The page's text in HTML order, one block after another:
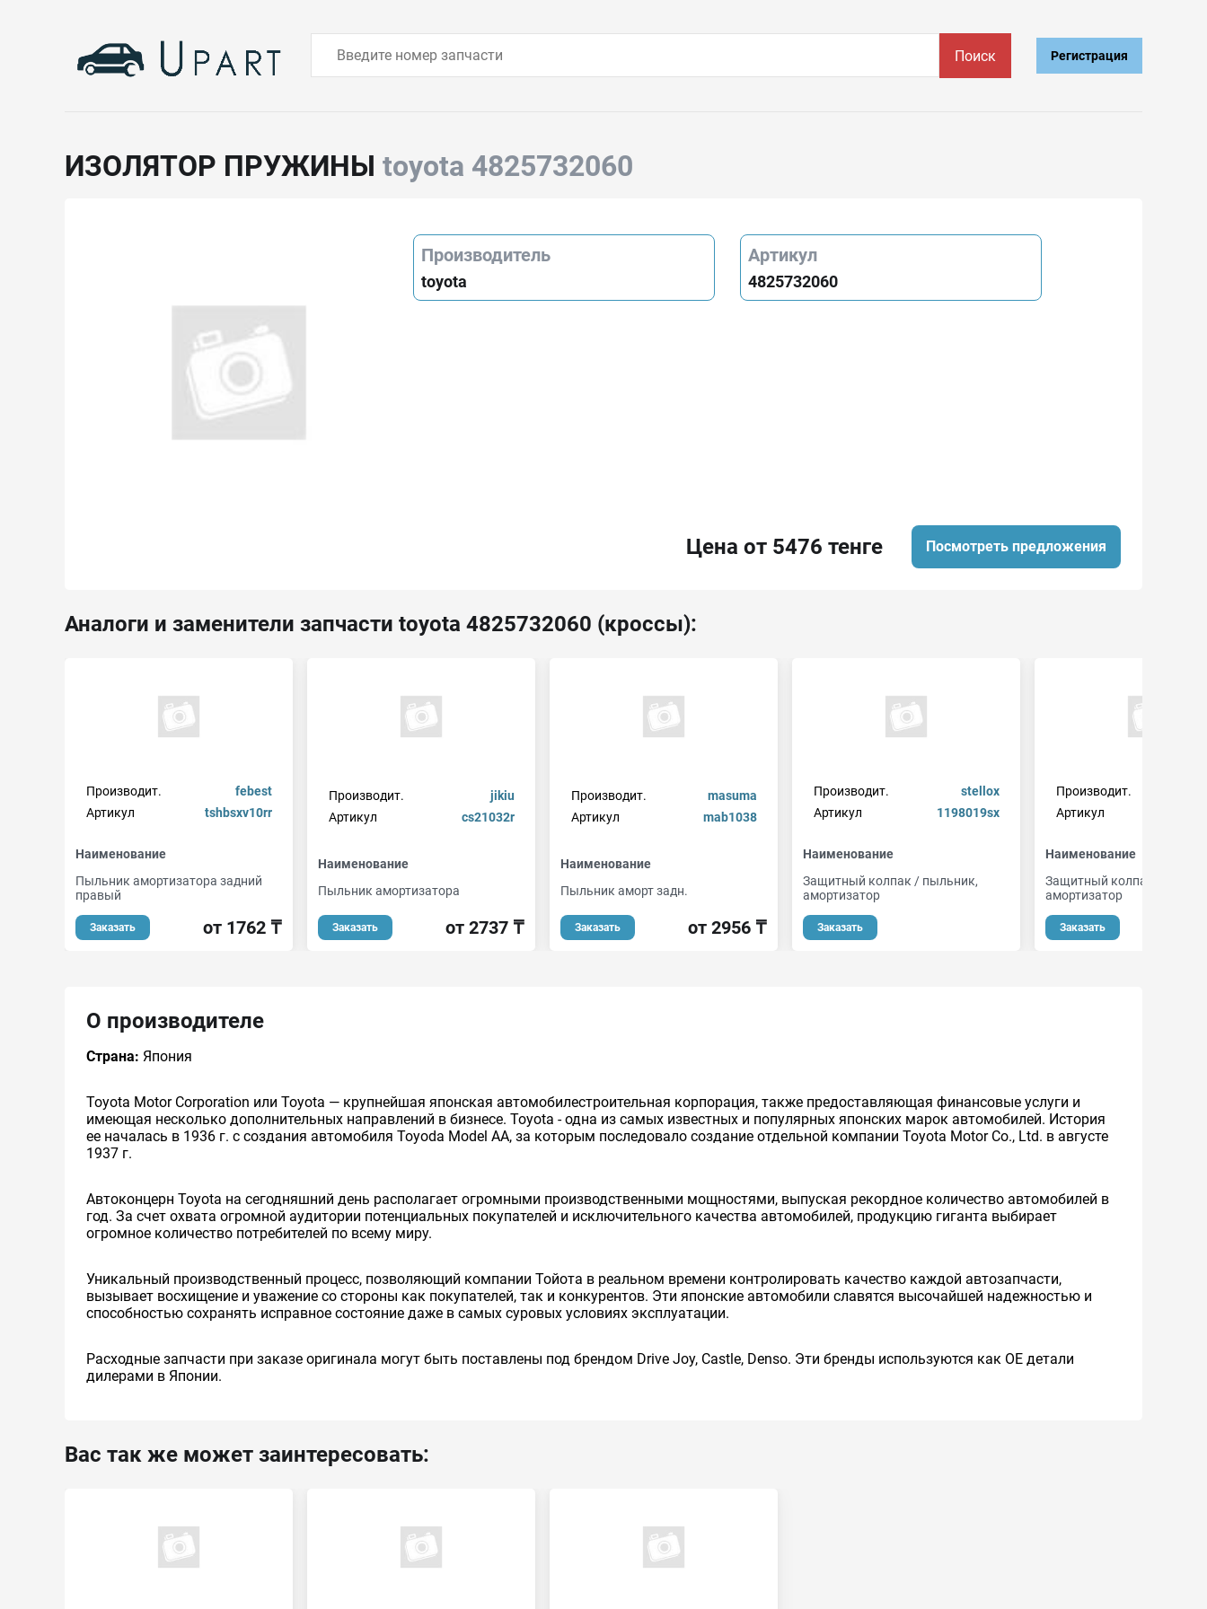
Поиск Регистрация
ИЗОЛЯТОР ПРУЖИНЫ toyota 4825732060
Производитель
toyota
Артикул
4825732060
Цена от 5476 тенге Посмотреть предложения
Аналоги и заменители запчасти toyota 4825732060 (кроссы):
Производит.
febest
Артикул
tshbsxv10rr
Наименование
Пыльник амортизатора задний
правый
Заказать от 1762 ₸
Производит.
jikiu
Артикул
cs21032r
Наименование
Пыльник амортизатора
Заказать от 2737 ₸
Производит.
masuma
Артикул
mab1038
Наименование
Пыльник аморт задн.
Заказать от 2956 ₸
Производит.
stellox
Артикул
1198019sx
Наименование
Защитный колпак / пыльник,
амортизатор
Заказать
Производит.
Артикул
Наименование
Защитный колпак /
амортизатор
Заказать
О производителе
Страна: Япония
Toyota Motor Corporation или Toyota — крупнейшая японская автомобилестроительная корпорация, также предоставляющая финансовые услуги и
имеющая несколько дополнительных направлений в бизнесе. Toyota - одна из самых известных и популярных японских марок автомобилей. История
ее началась в 1936 г. с создания автомобиля Toyoda Model AA, за которым последовало создание отдельной компании Toyota Motor Co., Ltd. в августе
1937 г.
Автоконцерн Toyota на сегодняшний день располагает огромными производственными мощностями, выпуская рекордное количество автомобилей в
год. За счет охвата огромной аудитории потенциальных покупателей и исключительного качества автомобилей, продукцию гиганта выбирает
огромное количество потребителей по всему миру.
Уникальный производственный процесс, позволяющий компании Тойота в реальном времени контролировать качество каждой автозапчасти,
вызывает восхищение и уважение со стороны как покупателей, так и конкурентов. Эти японские автомобили славятся высочайшей надежностью и
способностью сохранять исправное состояние даже в самых суровых условиях эксплуатации.
Расходные запчасти при заказе оригинала могут быть поставлены под брендом Drive Joy, Castle, Denso. Эти бренды используются как ОЕ детали
дилерами в Японии.
Вас так же может заинтересовать: